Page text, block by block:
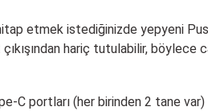
etmek istediğinizde yepyeni
hariç tutulabilir, böylece
C portları (her birinden 2 tane